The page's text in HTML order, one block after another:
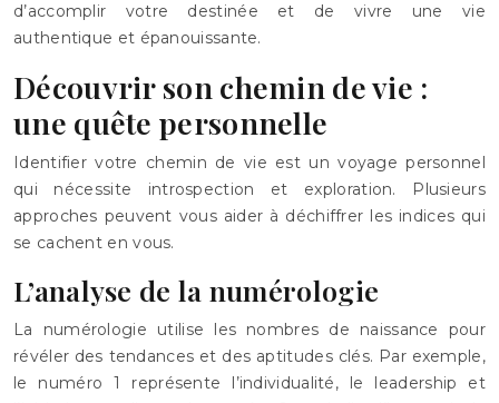
d’accomplir votre destinée et de vivre une vie
authentique et épanouissante.
Découvrir son chemin de vie :
une quête personnelle
Identifier votre chemin de vie est un voyage personnel
qui nécessite introspection et exploration. Plusieurs
approches peuvent vous aider à déchiffrer les indices qui
se cachent en vous.
L’analyse de la numérologie
La numérologie utilise les nombres de naissance pour
révéler des tendances et des aptitudes clés. Par exemple,
le numéro 1 représente l’individualité, le leadership et